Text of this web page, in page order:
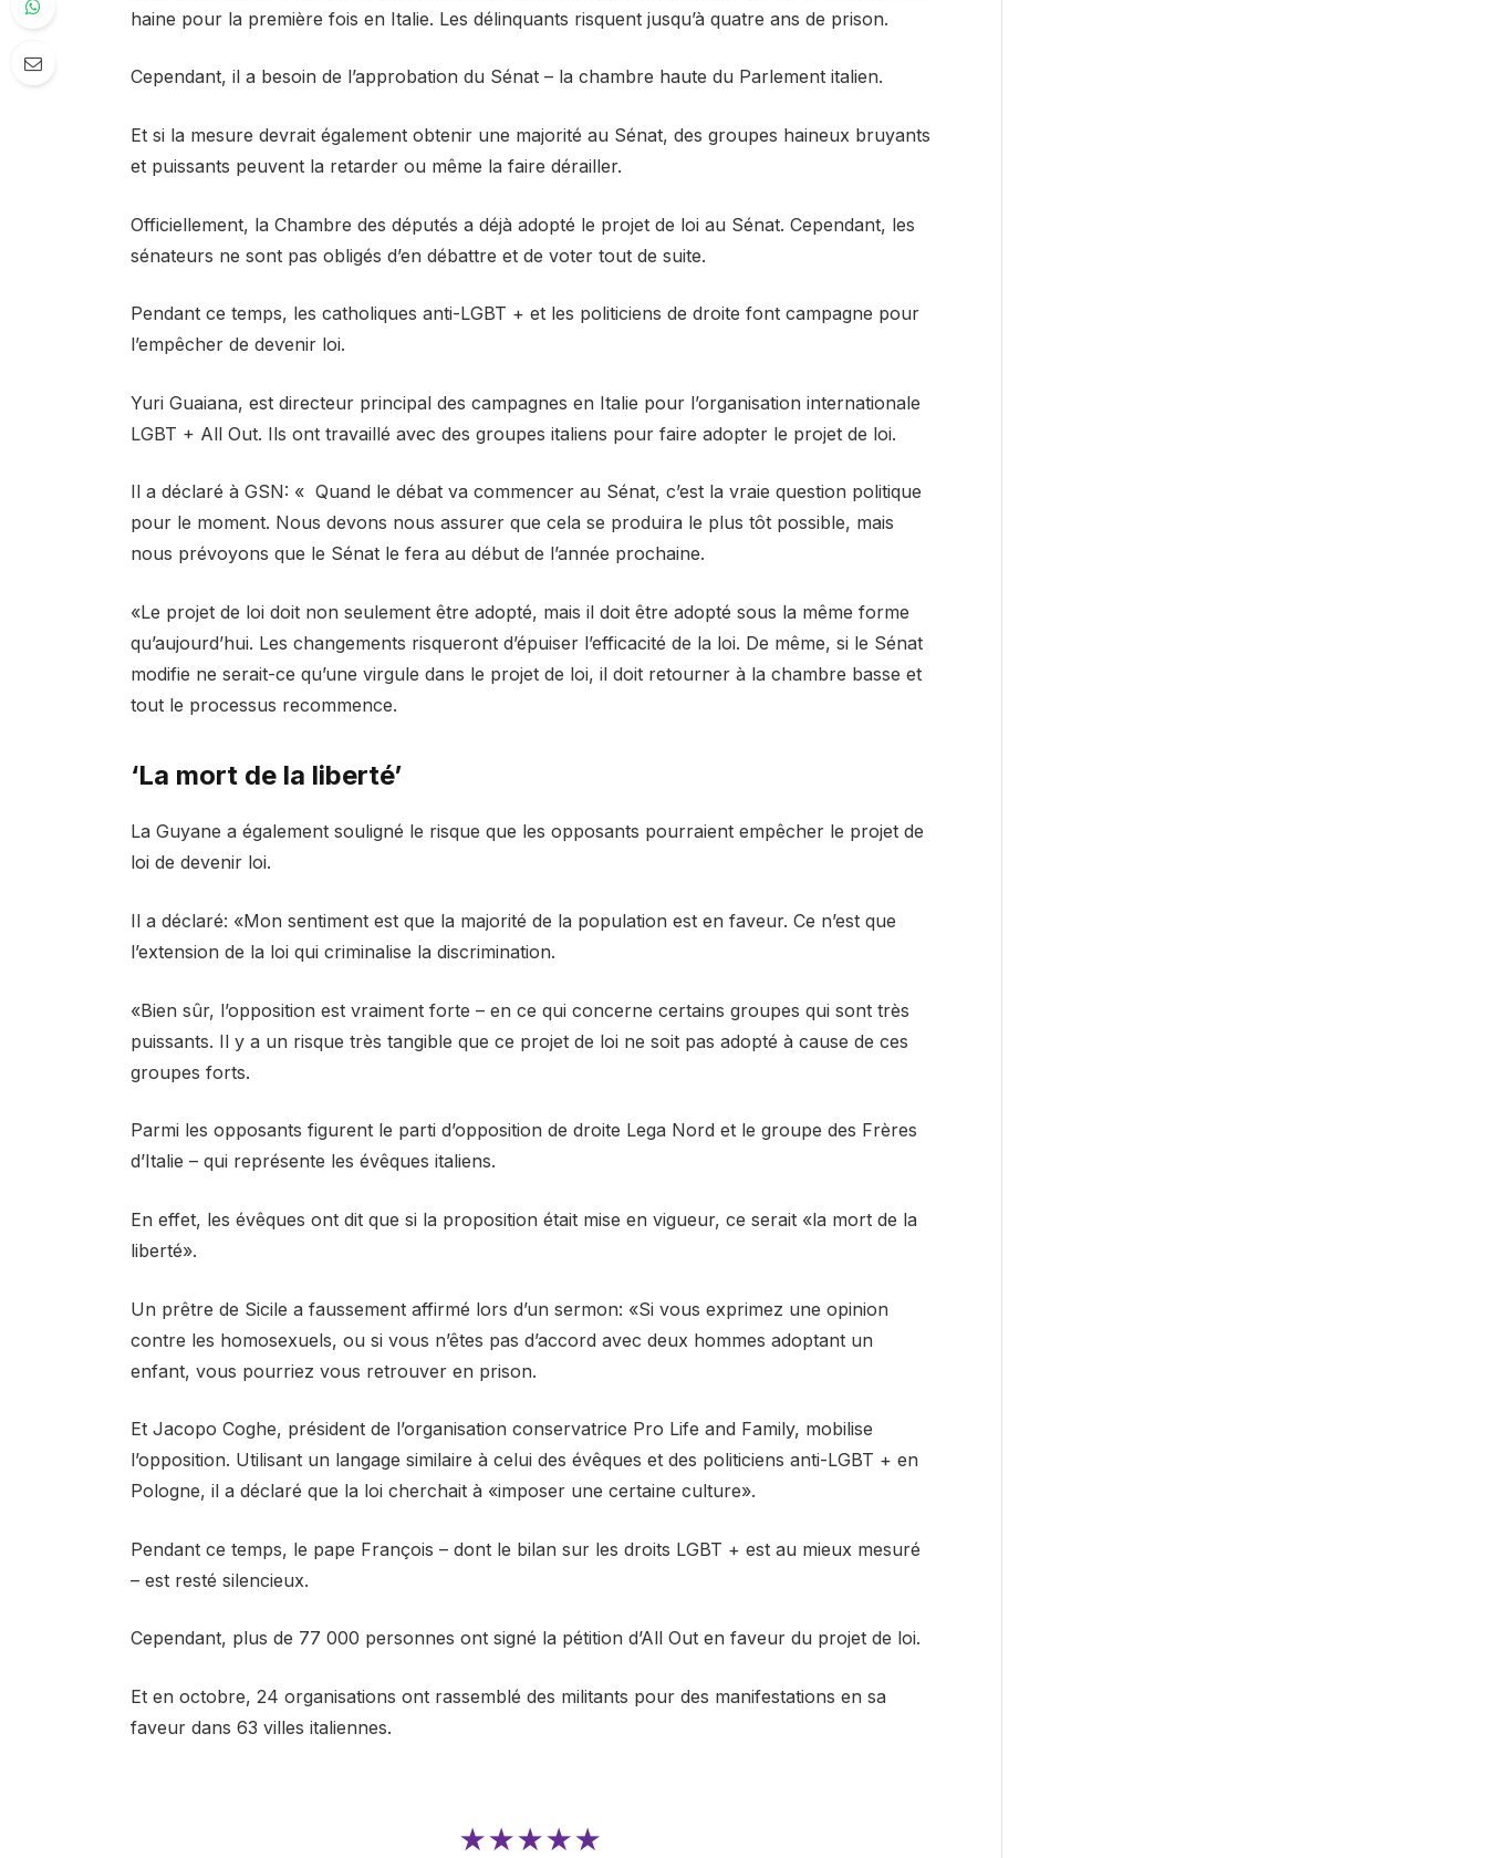
haine pour la première fois en Italie. Les délinquants risquent jusqu’à quatre ans de prison.
Cependant, il a besoin de l’approbation du Sénat – la chambre haute du Parlement italien.
Et si la mesure devrait également obtenir une majorité au Sénat, des groupes haineux bruyants
et puissants peuvent la retarder ou même la faire dérailler.
Officiellement, la Chambre des députés a déjà adopté le projet de loi au Sénat. Cependant, les
sénateurs ne sont pas obligés d’en débattre et de voter tout de suite.
Pendant ce temps, les catholiques anti-LGBT + et les politiciens de droite font campagne pour
l’empêcher de devenir loi.
Yuri Guaiana, est directeur principal des campagnes en Italie pour l’organisation internationale
LGBT + All Out. Ils ont travaillé avec des groupes italiens pour faire adopter le projet de loi.
Il a déclaré à GSN: « Quand le débat va commencer au Sénat, c’est la vraie question politique
pour le moment. Nous devons nous assurer que cela se produira le plus tôt possible, mais
nous prévoyons que le Sénat le fera au début de l’année prochaine.
«Le projet de loi doit non seulement être adopté, mais il doit être adopté sous la même forme
qu’aujourd’hui. Les changements risqueront d’épuiser l’efficacité de la loi. De même, si le Sénat
modifie ne serait-ce qu’une virgule dans le projet de loi, il doit retourner à la chambre basse et
tout le processus recommence.
‘La mort de la liberté’
La Guyane a également souligné le risque que les opposants pourraient empêcher le projet de
loi de devenir loi.
Il a déclaré: «Mon sentiment est que la majorité de la population est en faveur. Ce n’est que
l’extension de la loi qui criminalise la discrimination.
«Bien sûr, l’opposition est vraiment forte – en ce qui concerne certains groupes qui sont très
puissants. Il y a un risque très tangible que ce projet de loi ne soit pas adopté à cause de ces
groupes forts.
Parmi les opposants figurent le parti d’opposition de droite Lega Nord et le groupe des Frères
d’Italie – qui représente les évêques italiens.
En effet, les évêques ont dit que si la proposition était mise en vigueur, ce serait «la mort de la
liberté».
Un prêtre de Sicile a faussement affirmé lors d’un sermon: «Si vous exprimez une opinion
contre les homosexuels, ou si vous n’êtes pas d’accord avec deux hommes adoptant un
enfant, vous pourriez vous retrouver en prison.
Et Jacopo Coghe, président de l’organisation conservatrice Pro Life and Family, mobilise
l’opposition. Utilisant un langage similaire à celui des évêques et des politiciens anti-LGBT + en
Pologne, il a déclaré que la loi cherchait à «imposer une certaine culture».
Pendant ce temps, le pape François – dont le bilan sur les droits LGBT + est au mieux mesuré
– est resté silencieux.
Cependant, plus de 77 000 personnes ont signé la pétition d’All Out en faveur du projet de loi.
Et en octobre, 24 organisations ont rassemblé des militants pour des manifestations en sa
faveur dans 63 villes italiennes.
★★★★★